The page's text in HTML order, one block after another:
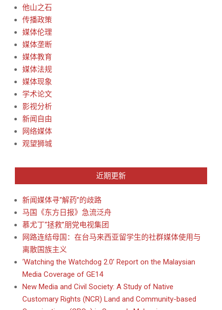
他山之石
传播政策
媒体伦理
媒体垄断
媒体教育
媒体法规
媒体现象
学术论文
影视分析
新闻自由
网络媒体
观望狮城
近期更新
新闻媒体寻“解药”的歧路
马国《东方日报》急流泛舟
慕尤丁“拯救”朋党电视集团
网路连结母国：在台马来西亚留学生的社群媒体使用与
离散国族主义
‘Watching the Watchdog 2.0’ Report on the Malaysian
Media Coverage of GE14
New Media and Civil Society: A Study of Native
Customary Rights (NCR) Land and Community-based